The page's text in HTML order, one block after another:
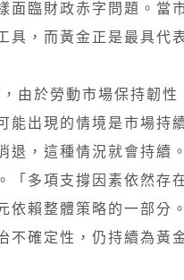
面臨財政赤字問題。當
具，而黃金正是最具代
由於勞動市場保持韌性
能出現的情境是市場持
，這種情況就會持續。
「多項支撐因素依然存
依賴整體策略的一部分
不確定性，仍持續為黃